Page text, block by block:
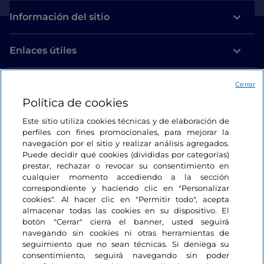
Información del sitio
Enlaces útiles
Estamos en contacto
Política de cookies
Este sitio utiliza cookies técnicas y de elaboración de
perfiles con fines promocionales, para mejorar la
navegación por el sitio y realizar análisis agregados.
Puede decidir qué cookies (divididas por categorías)
prestar, rechazar o revocar su consentimiento en
cualquier momento accediendo a la sección
correspondiente y haciendo clic en "Personalizar
cookies". Al hacer clic en "Permitir todo", acepta
almacenar todas las cookies en su dispositivo. El
botón "Cerrar" cierra el banner, usted seguirá
navegando sin cookies ni otras herramientas de
seguimiento que no sean técnicas. Si deniega su
consentimiento, seguirá navegando sin poder
Cerrar